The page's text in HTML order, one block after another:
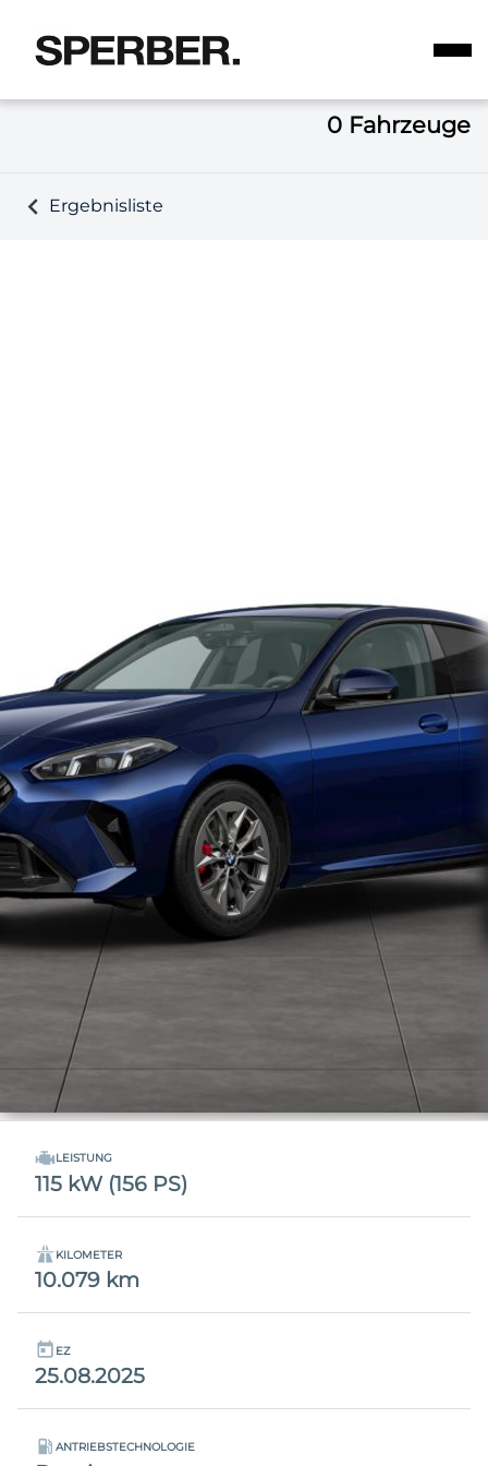
0 Fahrzeuge
Ergebnisliste
LEISTUNG
115 kW (156 PS)
KILOMETER
10.079 km
EZ
25.08.2025
ANTRIEBSTECHNOLOGIE